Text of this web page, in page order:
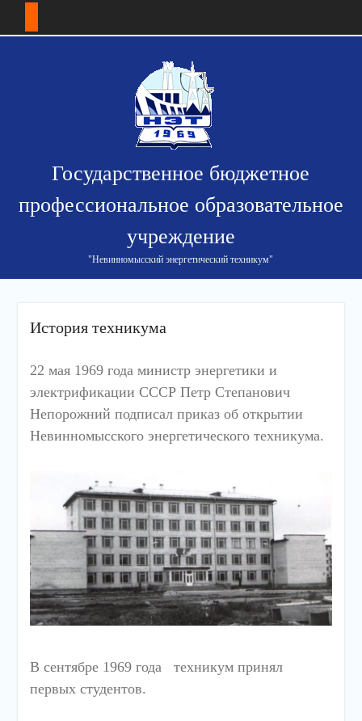
Государственное бюджетное
профессиональное образовательное
учреждение
"Невинномысский энергетический техникум"
История техникума
22 мая 1969 года министр энергетики и
электрификации СССР Петр Степанович
Непорожний подписал приказ об открытии
Невинномысского энергетического техникума.
В сентябре 1969 года техникум принял
первых студентов.